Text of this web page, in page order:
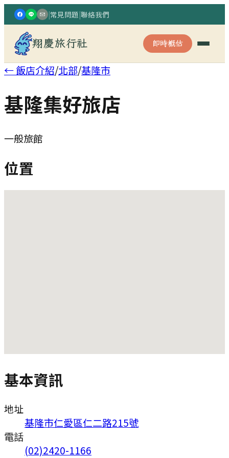
|常見問題|聯絡我們
翔慶旅行社 即時概估
← 飯店介紹/北部/基隆市
基隆集好旅店
一般旅館
位置
基本資訊
地址
基隆市仁愛區仁二路215號
電話
(02)2420-1166